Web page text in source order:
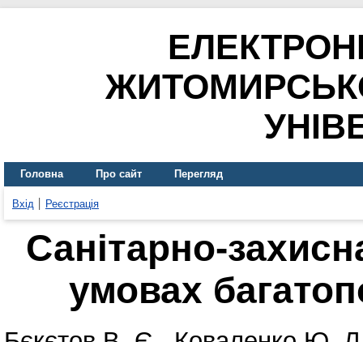
Головна Про сайт Перегляд
Вхід Реєстрація
Санітарно-
умовах